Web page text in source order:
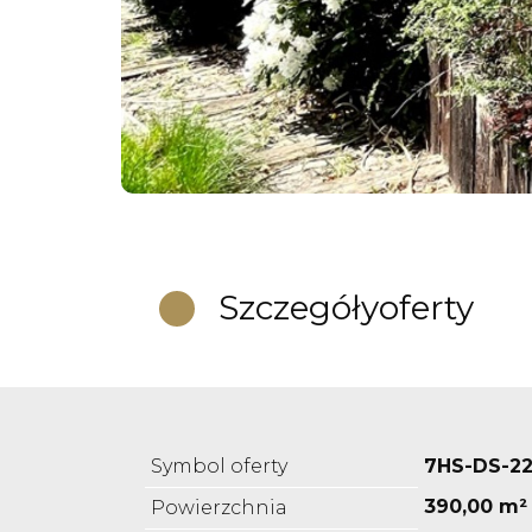
Szczegółyoferty
Symbol oferty
7HS-DS-
Powierzchnia
390,00 m²